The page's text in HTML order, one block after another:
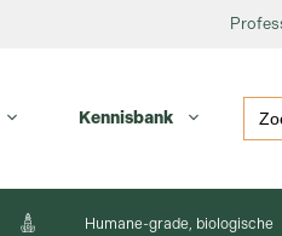
Kennisbank
Humane-grade, biologische